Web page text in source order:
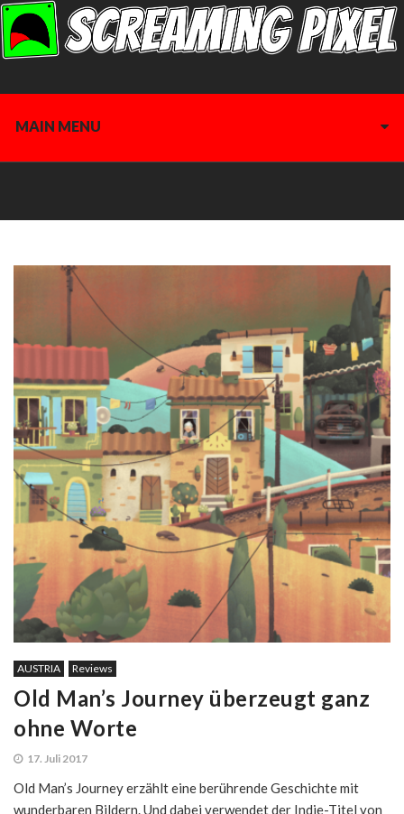
MAIN MENU
AUSTRIA Reviews
Old Man’s Journey überzeugt ganz
ohne Worte
17. Juli 2017
Old Man’s Journey erzählt eine berührende Geschichte mit
wunderbaren Bildern. Und dabei verwendet der Indie-Titel von